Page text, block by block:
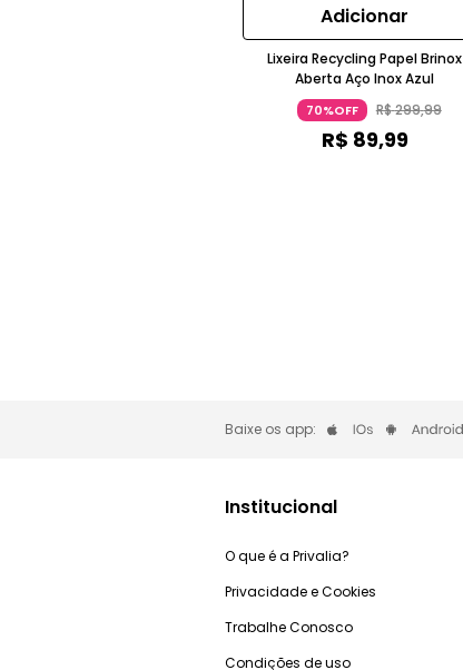
Adicionar
Lixeira Recycling Papel Brinox
Aberta Aço Inox Azul
70%OFF R$299,99
R$ 89,99
Baixe os app:
Institucional
O que é a Privalia?
Privacidade e Cookies
Trabalhe Conosco
Condições de uso